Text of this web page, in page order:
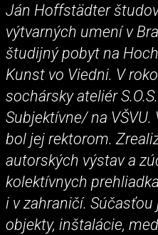
Ján Hoffstädter
výtvarných umení v
študijný pobyt na
Kunst vo Viedni. V
sochársky ateliér
Subjektívne/ na
bol jej rektorom.
autorských výstav a
kolektívnych
i v zahraničí.
objekty, inštalácie,